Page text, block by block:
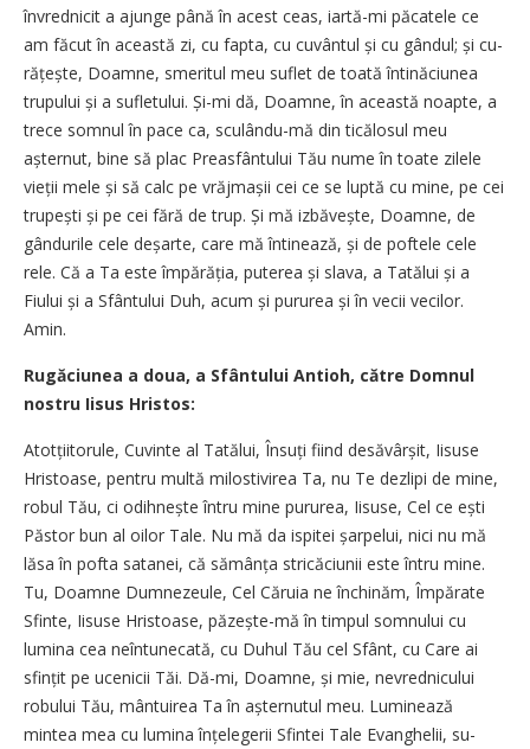
învred­ni­cit a ajunge până în acest ceas, iartă-mi păca­tele ce
am făcut în a­ceastă zi, cu fapta, cu cuvântul și cu gândul; și cu­
ră­țește, Doam­­ne, sme­ritul meu suflet de toată în­tină­ciu­nea
trupului și a su­fletului. Și-mi dă, Doamne, în aceas­tă noapte, a
trece som­­­nul în pa­ce ca, scu­lându-mă din ticălosul meu
așternut, bine să plac Prea­sfântului Tău nume în toate zi­lele
vieții mele și să calc pe vrăjmașii cei ce se lup­tă cu mine, pe cei
tru­pești și pe cei fără de trup. Și mă izbă­vește, Doamne, de
gândurile cele deșarte, care mă în­ti­nează, și de pof­tele cele
rele. Că a Ta este împă­răția, puterea și slava, a Ta­tălui și a
Fiului și a Sfân­­­tului Duh, acum și pu­rurea și în vecii vecilor.
Amin.
Rugăciunea a doua, a Sfântului Antioh, către Domnul
nostru Iisus Hristos:
Atotțiitorule, Cuvinte al Tatălui, În­suți fiind desăvârșit, Iisuse
Hris­toase, pentru multă milostivirea Ta, nu Te dez­lipi de mine,
robul Tău, ci odih­nește întru mine pururea, Iisuse, Cel ce ești
Păstor bun al oilor Tale. Nu mă da is­pitei șarpelui, nici nu mă
lăsa în pofta satanei, că sămânța stricăciunii este întru mine.
Tu, Doam­­ne Dum­ne­zeule, Cel Căruia ne în­chi­­­năm, Îm­pă­rate
Sfinte, Iisuse Hristoase, pă­zește-mă în timpul somnului cu
lumina cea ne­întunecată, cu Duhul Tău cel Sfânt, cu Care ai
sfințit pe ucenicii Tăi. Dă-mi, Doamne, și mie, nevrednicului
robului Tău, mântuirea Ta în așternutul meu. Lu­­mi­nează
mintea mea cu lumina în­țele­gerii Sfintei Tale Evanghelii, su­